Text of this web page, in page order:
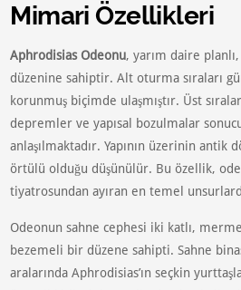
Mimari Özellikleri
Aphrodisias Odeonu, yarım daire
düzenine sahiptir. Alt oturma sıraları
korunmuş biçimde ulaşmıştır. Üst
depremler ve yapısal bozulmalar
anlaşılmaktadır. Yapının üzerinin antik
örtülü olduğu düşünülür. Bu özellik,
tiyatrosundan ayıran en temel
Odeonun sahne cephesi iki katlı,
bezemeli bir düzene sahipti. Sahne
aralarında Aphrodisias’ın seçkin